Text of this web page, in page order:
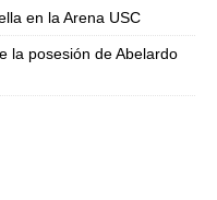
en la Arena USC
la posesión de Abelardo